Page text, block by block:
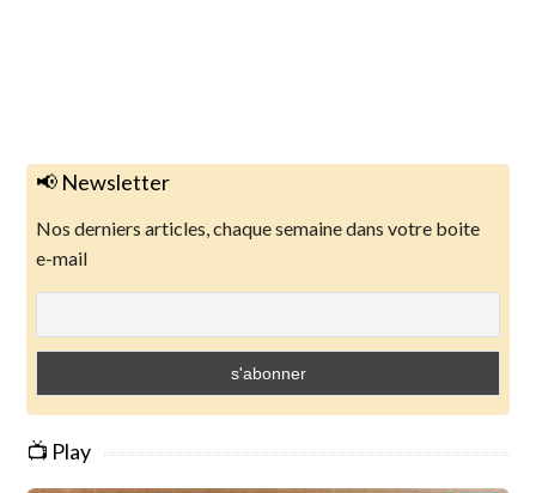
📢 Newsletter
Nos derniers articles, chaque semaine dans votre boite
e-mail
📺 Play